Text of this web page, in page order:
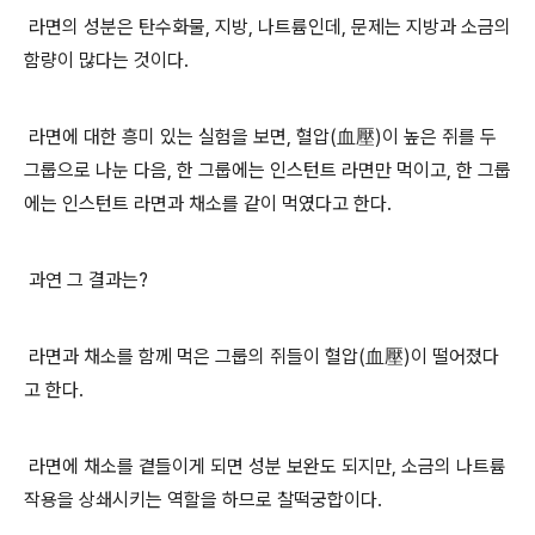
라면의 성분은 탄수화물, 지방, 나트륨인데 , 문제는 지방과 소금의
함량이 많다는 것이다.
라면에 대한 흥미 있는 실험을 보면, 혈압(血壓)이 높은 쥐를 두
그룹으로 나눈 다음, 한 그룹에는 인스턴트 라면만 먹이고, 한 그룹
에는 인스턴트 라면과 채소를 같이 먹였다고 한다.
과연 그 결과는?
라면과 채소를 함께 먹은 그룹의 쥐들이 혈압(血壓)이 떨어졌다
고 한다.
라면에 채소를 곁들이게 되면 성분 보완도 되지만, 소금의 나트륨
작용을 상쇄시키는 역할을 하므로 찰떡궁합이다.